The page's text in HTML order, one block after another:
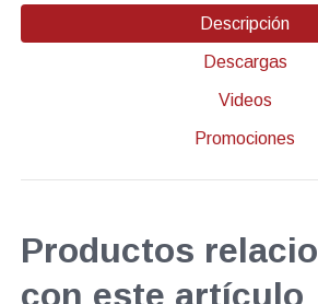
Descripción
Descargas
Videos
Promociones
Productos
con este artículo